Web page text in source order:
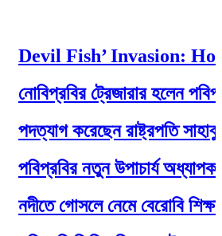
Devil Fish’ Invasion: How
নোবিপ্রবির ট্রেজারার হলেন
পদত্যাগ করেছেন রাষ্ট্রপতি সাহাবুদ্দিন
পবিপ্রবির নতুন উপাচার্য অধ্যাপক
নদীতে গোসলে নেমে বেরোবি